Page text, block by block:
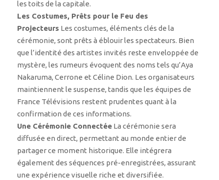
les toits de la capitale.
Les Costumes, Prêts pour le Feu des
Projecteurs Les costumes, éléments clés de la
cérémonie, sont prêts à éblouir les spectateurs. Bien
que l’identité des artistes invités reste enveloppée de
mystère, les rumeurs évoquent des noms tels qu’Aya
Nakaruma, Cerrone et Céline Dion. Les organisateurs
maintiennent le suspense, tandis que les équipes de
France Télévisions restent prudentes quant à la
confirmation de ces informations.
Une Cérémonie Connectée La cérémonie sera
diffusée en direct, permettant au monde entier de
partager ce moment historique. Elle intégrera
également des séquences pré-enregistrées, assurant
une expérience visuelle riche et diversifiée.